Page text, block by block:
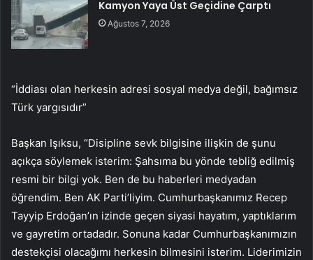
Kamyon Yaya Üst Geçidine Çarptı
Ağustos 7, 2026
“İddiası olan herkesin adresi sosyal medya değil, bağımsız
Türk yargısıdır”
Başkan Işıksu, “Disipline sevk bilgisine ilişkin de şunu
açıkça söylemek isterim: Şahsıma bu yönde tebliğ edilmiş
resmi bir bilgi yok. Ben de bu haberleri medyadan
öğrendim. Ben AK Parti’liyim. Cumhurbaşkanımız Recep
Tayyip Erdoğan’ın izinde geçen siyasi hayatım, yaptıklarım
ve gayretim ortadadır. Sonuna kadar Cumhurbaşkanımızın
destekçisi olacağımı herkesin bilmesini isterim. Liderimizin